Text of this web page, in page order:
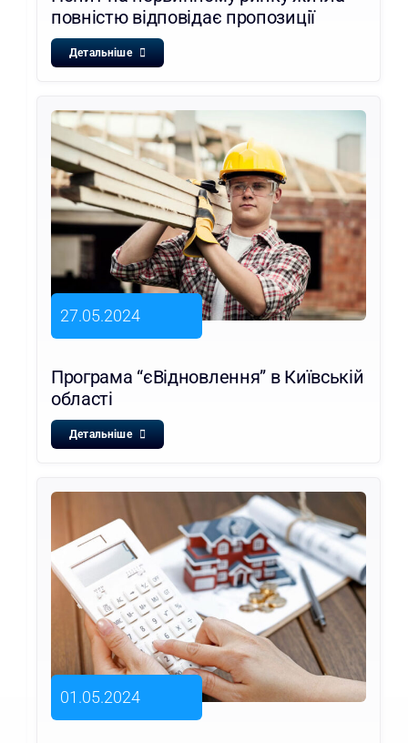
повністю відповідає пропозиції
Детальніше
27.05.2024
Програма “єВідновлення” в Київській
області
Детальніше
01.05.2024